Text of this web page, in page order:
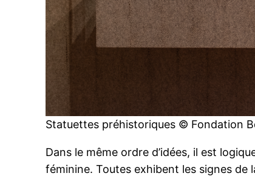
Statuettes préhistoriques © Fondation
Dans le même ordre d’idées, il est
féminine. Toutes exhibent les signes